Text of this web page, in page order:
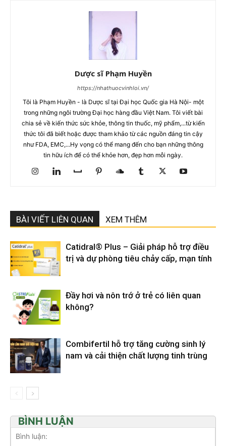
Dược sĩ Phạm Huyền
https://nhathuocvinhloi.vn/
Tôi là Phạm Huyền - là Dược sĩ tại Đại học Quốc gia Hà Nội- một
trong những ngôi trường Đại học hàng đầu Việt Nam. Tôi viết bài
chia sẻ về kiến thức sức khỏe, thông tin thuốc, mỹ phẩm,...từ kiến
thức tôi đã biết hoặc được tham khảo từ các nguồn đáng tin cậy
như FDA, EMC,...Hy vọng có thể mang đến cho bạn những thông
tin hữu ích để có thể khỏe hơn, đẹp hơn mỗi ngày.
BÀI VIẾT LIÊN QUAN XEM THÊM
Catidral® Plus – Giải pháp hỗ trợ điều
trị và dự phòng tiêu chảy cấp, mạn tính
Đầy hơi và nôn trớ ở trẻ có liên quan
không?
Combifertil hỗ trợ tăng cường sinh lý
nam và cải thiện chất lượng tinh trùng
BÌNH LUẬN